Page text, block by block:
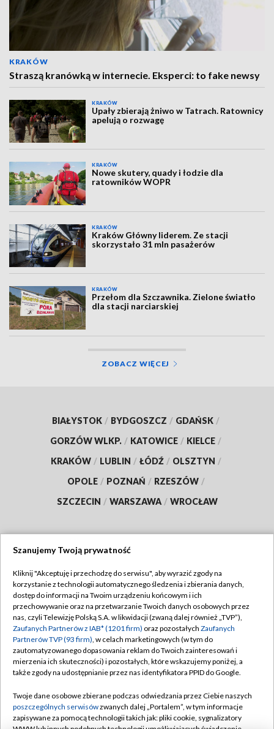
KRAKÓW
Straszą kranówką w internecie. Eksperci: to fake newsy
KRAKÓW
Upały zbierają żniwo w Tatrach. Ratownicy
apelują o rozwagę
KRAKÓW
Nowe skutery, quady i łodzie dla
ratowników WOPR
KRAKÓW
Kraków Główny liderem. Ze stacji
skorzystało 31 mln pasażerów
KRAKÓW
Przełom dla Szczawnika. Zielone światło
dla stacji narciarskiej
ZOBACZ WIĘCEJ
BIAŁYSTOK / BYDGOSZCZ / GDAŃSK /
GORZÓW WLKP. / KATOWICE / KIELCE /
KRAKÓW / LUBLIN / ŁÓDŹ / OLSZTYN /
OPOLE / POZNAŃ / RZESZÓW /
SZCZECIN / WARSZAWA / WROCŁAW
TVP
Abonament TVP
Emisja w TVP
Centrum informacji TVP
Naziemna Telewizja Cyfrowa
Rada Programowa
System NOS
Regulamin TVP
Polityka prywatności
Moje zgody
Pomoc
Kontakt
Szanujemy Twoją prywatność
Kliknij "Akceptuję i przechodzę do serwisu", aby wyrazić zgody na
korzystanie z technologii automatycznego śledzenia i zbierania danych,
dostęp do informacji na Twoim urządzeniu końcowym i ich
przechowywanie oraz na przetwarzanie Twoich danych osobowych przez
nas, czyli Telewizję Polską S.A. w likwidacji (zwaną dalej również „TVP”),
Zaufanych Partnerów z IAB* (1201 firm) oraz pozostałych Zaufanych
Partnerów TVP (93 firm), w celach marketingowych (w tym do
zautomatyzowanego dopasowania reklam do Twoich zainteresowań i
mierzenia ich skuteczności) i pozostałych, które wskazujemy poniżej, a
także zgody na udostępnianie przez nas identyfikatora PPID do Google.
Twoje dane osobowe zbierane podczas odwiedzania przez Ciebie naszych
poszczególnych serwisówzwanych dalej „Portalem”, w tym informacje
zapisywane za pomocą technologii takich jak: pliki cookie, sygnalizatory